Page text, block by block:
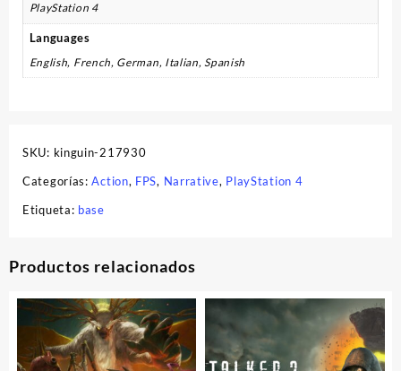
PlayStation 4
Languages
English, French, German, Italian, Spanish
SKU: kinguin-217930
Categorías:Action, FPS, Narrative, PlayStation 4
Etiqueta: base
Productos relacionados